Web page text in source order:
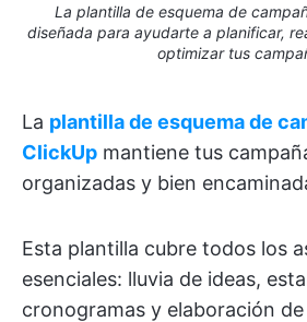
La plantilla de esquema de
diseñada para ayudarte a planificar,
optimizar tus
La plantilla de esquema de
ClickUp mantiene tus
organizadas y bien
Esta plantilla cubre todos los
esenciales: lluvia de ideas,
cronogramas y elaboración